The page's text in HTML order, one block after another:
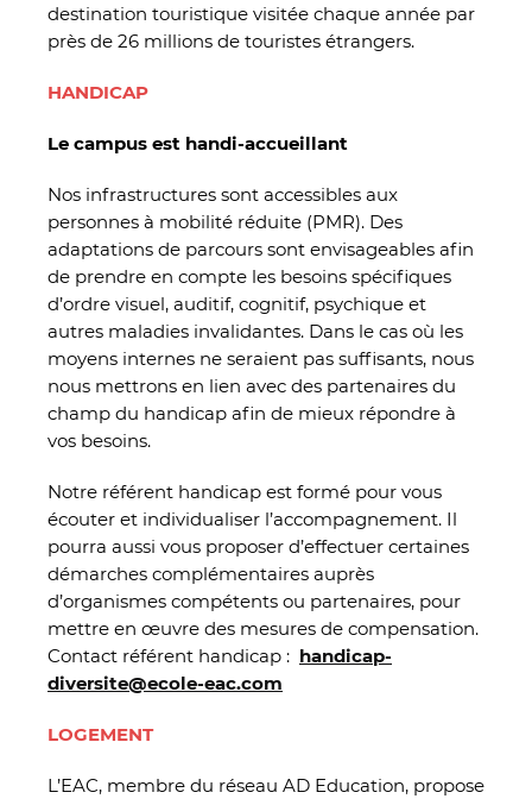
destination touristique visitée chaque année par
près de 26 millions de touristes étrangers.
HANDICAP
Le campus est handi-accueillant
Nos infrastructures sont accessibles aux
personnes à mobilité réduite (PMR). Des
adaptations de parcours sont envisageables afin
de prendre en compte les besoins spécifiques
d’ordre visuel, auditif, cognitif, psychique et
autres maladies invalidantes. Dans le cas où les
moyens internes ne seraient pas suffisants, nous
nous mettrons en lien avec des partenaires du
champ du handicap afin de mieux répondre à
vos besoins.
Notre référent handicap est formé pour vous
écouter et individualiser l’accompagnement. Il
pourra aussi vous proposer d’effectuer certaines
démarches complémentaires auprès
d’organismes compétents ou partenaires, pour
mettre en œuvre des mesures de compensation.
Contact référent handicap : handicap-
diversite@ecole-eac.com
LOGEMENT
L’EAC, membre du réseau AD Education, propose